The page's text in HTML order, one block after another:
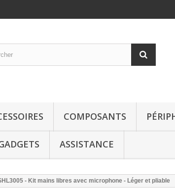
COMPOSANTS
ASSISTANCE
- Kit mains libres avec microphone - Léger et pliable